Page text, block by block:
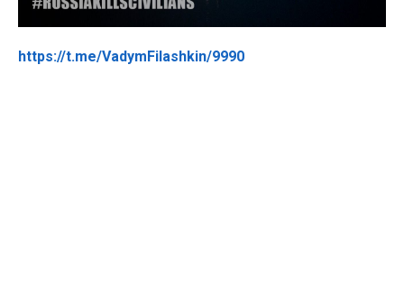
https://t.me/VadymFilashkin/9990